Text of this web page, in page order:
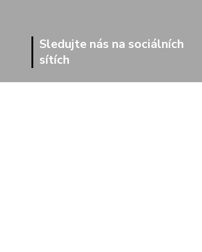
Sledujte nás na sociálních
sítích